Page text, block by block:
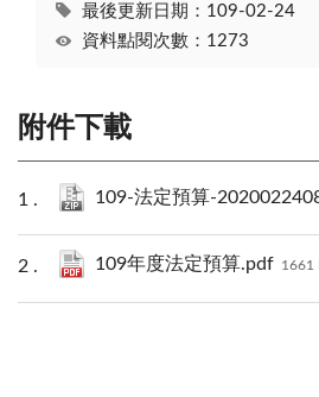
最後更新日期：109-02-24
資料點閱次數：1273
附件下載
109-法定預算-
109年度法定預算.pdf 1661